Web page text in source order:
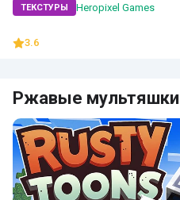
ТЕКСТУРЫ Heropixel Games
3.6
Ржавые мультяшки